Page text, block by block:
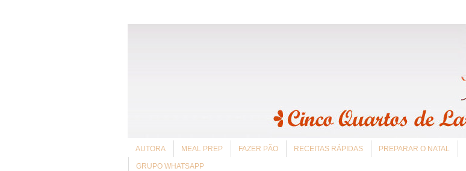
AUTORA MEAL PREP FAZER PÃO RECEITAS RÁPIDAS PREPARAR O NATAL
GRUPO WHATSAPP